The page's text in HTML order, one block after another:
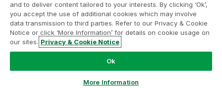
Gå med i programmet Analytics
Modernization
Modernisera utan att kompromissa med dina värdefulla
QlikView-appar med programmet för
analysmodernisering.
ampquestions@qlik.com
and to deliver content tailored to your interests. By clicking ‘Ok’,
you accept the use of additional cookies which may involve
data transmission to third parties. Refer to our Privacy & Cookie
Notice or click ‘More Information’ for details on cookie usage on
our sites. Privacy & Cookie Notice
Ok
More Information